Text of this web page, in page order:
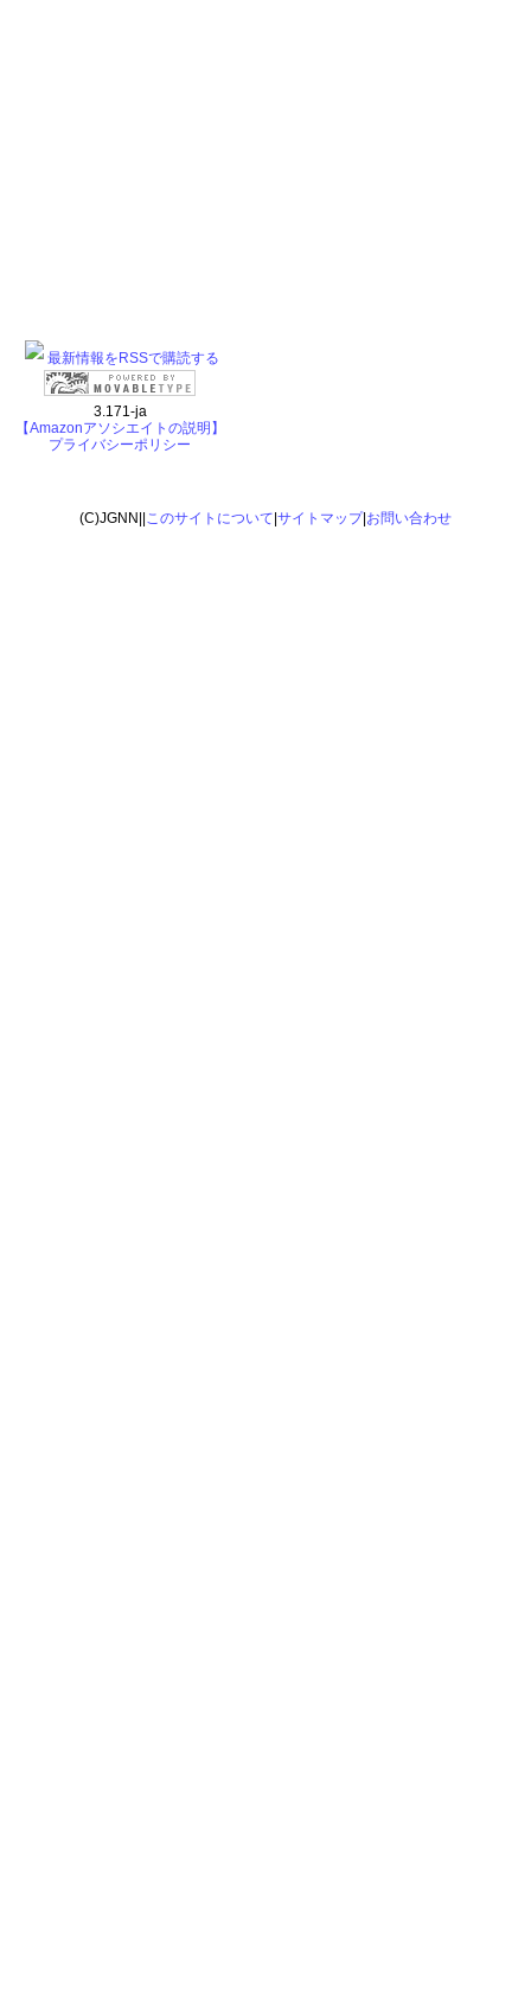
最新情報をRSSで購読する
3.171-ja
【Amazonアソシエイトの説明】
プライバシーポリシー
(C)JGNN|| このサイトについて サイトマップ| お問い合わせ